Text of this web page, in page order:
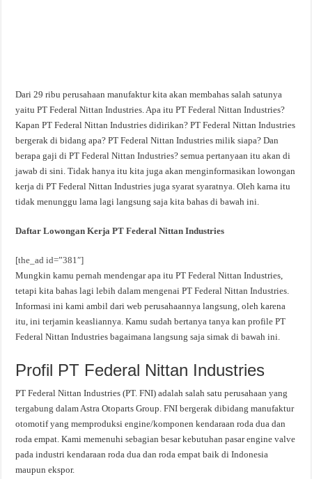
Dari 29 ribu perusahaan manufaktur kita akan membahas salah satunya
yaitu PT Federal Nittan Industries. Apa itu PT Federal Nittan Industries?
Kapan PT Federal Nittan Industries didirikan? PT Federal Nittan Industries
bergerak di bidang apa? PT Federal Nittan Industries milik siapa? Dan
berapa gaji di PT Federal Nittan Industries? semua pertanyaan itu akan di
jawab di sini. Tidak hanya itu kita juga akan menginformasikan lowongan
kerja di PT Federal Nittan Industries juga syarat syaratnya. Oleh karna itu
tidak menunggu lama lagi langsung saja kita bahas di bawah ini.
Daftar Lowongan Kerja PT Federal Nittan Industries
[the_ad id=”381″]
Mungkin kamu pernah mendengar apa itu PT Federal Nittan Industries,
tetapi kita bahas lagi lebih dalam mengenai PT Federal Nittan Industries.
Informasi ini kami ambil dari web perusahaannya langsung, oleh karena
itu, ini terjamin keasliannya. Kamu sudah bertanya tanya kan profile PT
Federal Nittan Industries bagaimana langsung saja simak di bawah ini.
Profil PT Federal Nittan Industries
PT Federal Nittan Industries (PT. FNI) adalah salah satu perusahaan yang
tergabung dalam Astra Otoparts Group. FNI bergerak dibidang manufaktur
otomotif yang memproduksi engine/komponen kendaraan roda dua dan
roda empat. Kami memenuhi sebagian besar kebutuhan pasar engine valve
pada industri kendaraan roda dua dan roda empat baik di Indonesia
maupun ekspor.